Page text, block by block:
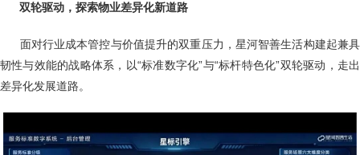
双轮驱动，探索物业差异化新道路
面对行业成本管控与价值提升的双重压力，星河智善生活构建起兼具
韧性与效能的战略体系，以“标准数字化”与“标杆特色化”双轮驱动，走出
差异化发展道路。